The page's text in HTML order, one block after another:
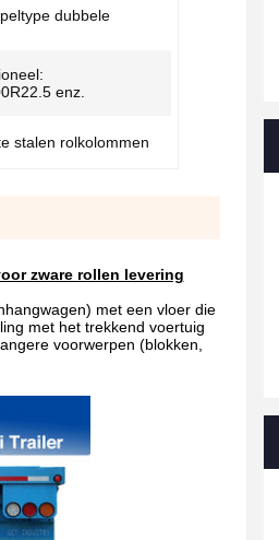
dubbele
enz.
stalen rolkolommen
zware rollen levering
met een vloer die
met het trekkend voertuig
voorwerpen (blokken,